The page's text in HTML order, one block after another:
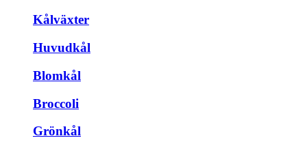
Kålväxter
Huvudkål
Blomkål
Broccoli
Grönkål